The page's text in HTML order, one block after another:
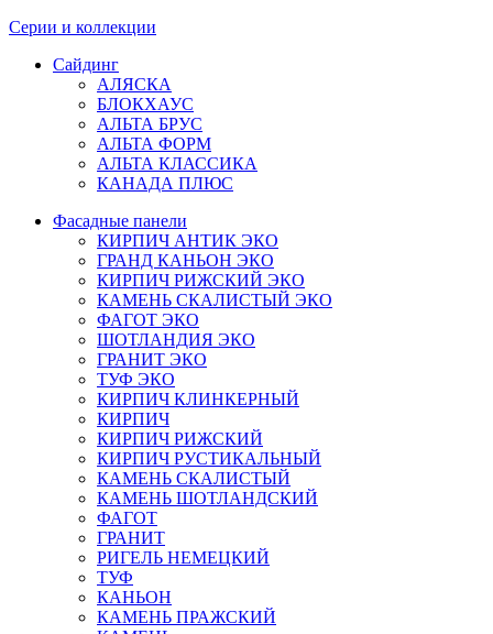
Серии и коллекции
Сайдинг
АЛЯСКА
БЛОКХАУС
АЛЬТА БРУС
АЛЬТА ФОРМ
АЛЬТА КЛАССИКА
КАНАДА ПЛЮС
Фасадные панели
КИРПИЧ АНТИК ЭКО
ГРАНД КАНЬОН ЭКО
КИРПИЧ РИЖСКИЙ ЭКО
КАМЕНЬ СКАЛИСТЫЙ ЭКО
ФАГОТ ЭКО
ШОТЛАНДИЯ ЭКО
ГРАНИТ ЭКО
ТУФ ЭКО
КИРПИЧ КЛИНКЕРНЫЙ
КИРПИЧ
КИРПИЧ РИЖСКИЙ
КИРПИЧ РУСТИКАЛЬНЫЙ
КАМЕНЬ СКАЛИСТЫЙ
КАМЕНЬ ШОТЛАНДСКИЙ
ФАГОТ
ГРАНИТ
РИГЕЛЬ НЕМЕЦКИЙ
ТУФ
КАНЬОН
КАМЕНЬ ПРАЖСКИЙ